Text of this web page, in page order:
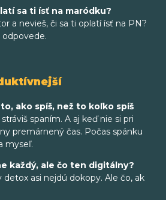
sa ti ísť na maródku?
a nevieš, či sa ti oplatí ísť na PN?
ako spíš, než to koľko spíš
spaním. A aj keď nie si pri
premárnený čas. Počas spánku
myseľ.
každý, ale čo ten digitálny?
detox asi nejdú dokopy. Ale čo, ak